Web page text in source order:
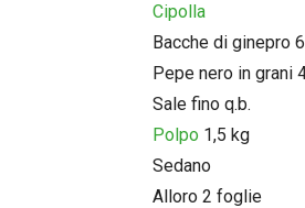
Cipolla
Bacche di ginepro 6
Pepe nero in grani
Sale fino q.b.
Polpo 1,5 kg
Sedano
Alloro 2 foglie